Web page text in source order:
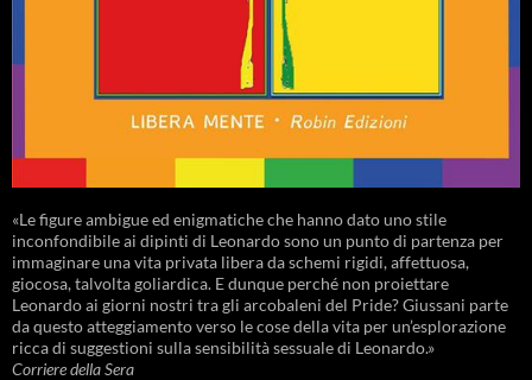
«Le figure ambigue ed enigmatiche che hanno dato uno stile
inconfondibile ai dipinti di Leonardo sono un punto di partenza per
immaginare una vita privata libera da schemi rigidi, affettuosa,
giocosa, talvolta goliardica. E dunque perché non proiettare
Leonardo ai giorni nostri tra gli arcobaleni del Pride? Giussani parte
da questo atteggiamento verso le cose della vita per un’esplorazione
ricca di suggestioni sulla sensibilità sessuale di Leonardo.»
Corriere della Sera